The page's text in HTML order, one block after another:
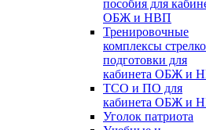
пособия для
ОБЖ и НВП
Тренировочные
комплексы
подготовки для
кабинета ОБЖ и
ТСО и ПО для
кабинета ОБЖ и
Уголок патриота